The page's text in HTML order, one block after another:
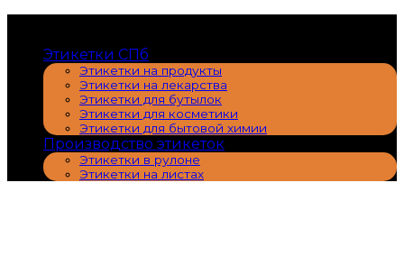
contentЭтикетки СПб
Этикетки на продукты
Этикетки на лекарства
Этикетки для бутылок
Этикетки для косметики
Этикетки для бытовой химии
Производство этикеток
Этикетки в рулоне
Этикетки на листах